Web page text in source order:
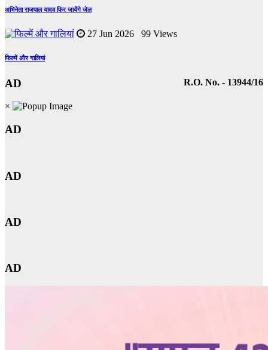
अभिनेता राजपाल यादव फिर जायेंगे जेल
27 Jun 2026 99 Views
फिल्में और गालियां
AD R.O. No. - 13944/16
×
AD
AD
AD
AD